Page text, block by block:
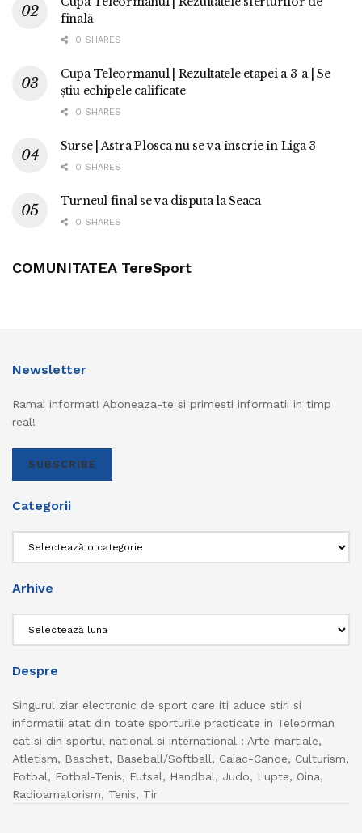
finală
0 SHARES
Cupa Teleormanul | Rezultatele etapei a 3-a | Se
știu echipele calificate
0 SHARES
Surse | Astra Plosca nu se va înscrie în Liga 3
0 SHARES
Turneul final se va disputa la Seaca
0 SHARES
COMUNITATEA TereSport
Newsletter
Ramai informat! Aboneaza-te si primesti informatii in timp
real!
SUBSCRIBE
Categorii
Arhive
Despre
Singurul ziar electronic de sport care iti aduce stiri si
informatii atat din toate sporturile practicate in Teleorman
cat si din sportul national si international : Arte martiale,
Atletism, Baschet, Baseball/Softball, Caiac-Canoe, Culturism,
Fotbal, Fotbal-Tenis, Futsal, Handbal, Judo, Lupte, Oina,
Radioamatorism, Tenis, Tir